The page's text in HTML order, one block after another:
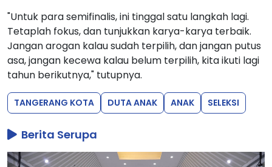
"Untuk para semifinalis, ini tinggal satu langkah lagi.
Tetaplah fokus, dan tunjukkan karya-karya terbaik.
Jangan arogan kalau sudah terpilih, dan jangan putus
asa, jangan kecewa kalau belum terpilih, kita ikuti lagi
tahun berikutnya," tutupnya.
TANGERANG KOTA DUTA ANAK ANAK SELEKSI
Berita Serupa